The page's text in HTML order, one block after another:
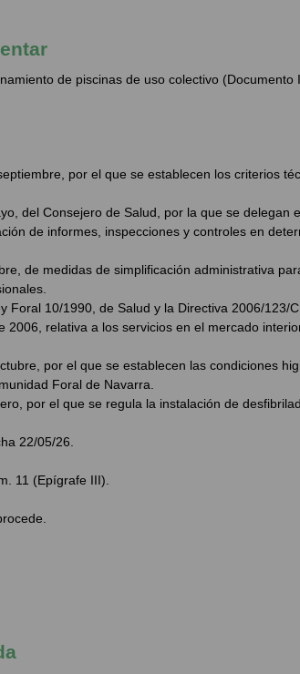
de piscinas de uso colectivo (Documento
por el que se establecen los criterios
del Consejero de Salud, por la que se delegan
de informes, inspecciones y controles en
de medidas de simplificación administrativa
Foral 10/1990, de Salud y la Directiva 2006/123/
2006, relativa a los servicios en el mercado
por el que se establecen las condiciones
Foral de Navarra.
por el que se regula la instalación de
22/05/26.
11 (Epígrafe III).